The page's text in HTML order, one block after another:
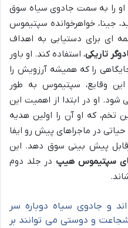
را به سمت جادوی سیاه سوق
جینا، خواهرخوانده سپتیموس
ای برای دستیابی به اهداف
تاریکی، استفاده کند. او باور
را که همیشه آرزویش را
وقایع، سپتیموس به طور
شود. او در ابتدا از اهمیت این
تخم، که او آن را اولین هدیه
در ماجراهای پیش رو ایفا
پیش بینی سوق دهد. این
سپتیموس هیپ در جلد دوم
و جادوی سیاه دوباره سر
شجاعت و دوستی می توانند بر